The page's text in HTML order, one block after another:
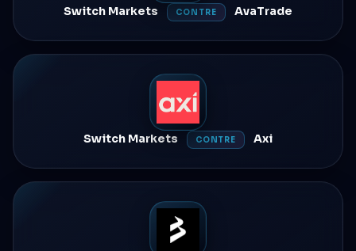
Switch Markets CONTRE AvaTrade
Switch Markets CONTRE Axi